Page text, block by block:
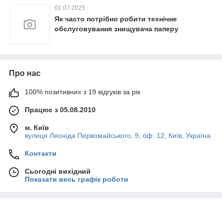
01.07.2025
Як часто потрібно робити технічне
обслуговування знищувача паперу
Про нас
100% позитивних з 19 відгуків за рік
Працює з 05.08.2010
м. Київ
вулиця Леоніда Первомайського, 9, оф. 12, Київ, Україна
Контакти
Сьогодні вихідний
Показати весь графік роботи